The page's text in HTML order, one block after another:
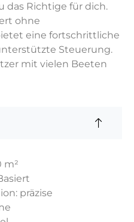
das Richtige für dich.
ohne
eine fortschrittliche
Steuerung.
mit vielen Beeten
m²
präzise